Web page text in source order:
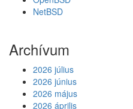
NetBSD
Archívum
2026 július
2026 június
2026 május
2026 április